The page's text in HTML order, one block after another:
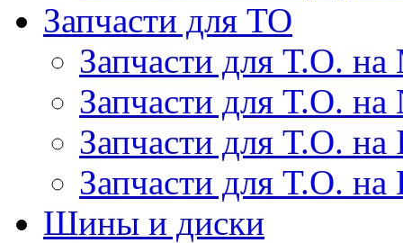
Запчасти для ТО
Запчасти для Т.О. на
Запчасти для Т.О. на
Запчасти для Т.О.
Запчасти для Т.О. на
Шины и диски